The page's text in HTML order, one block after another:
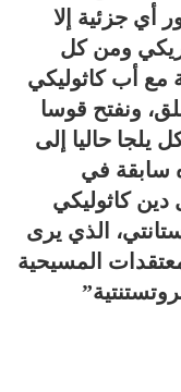
أي جزئية إلا
ومن كل
مع أب كاثوليكي
ونفتح قوسا
يلجا حاليا إلى
سابقة في
دين كاثوليكي
الذي يرى
المسيحية